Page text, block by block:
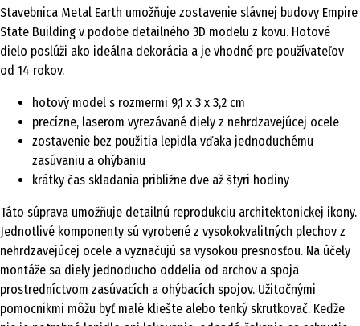
Stavebnica Metal Earth umožňuje zostavenie slávnej budovy Empire
State Building v podobe detailného 3D modelu z kovu. Hotové
dielo poslúži ako ideálna dekorácia a je vhodné pre používateľov
od 14 rokov.
hotový model s rozmermi 9,1 x 3 x 3,2 cm
precízne, laserom vyrezávané diely z nehrdzavejúcej ocele
zostavenie bez použitia lepidla vďaka jednoduchému
zasúvaniu a ohýbaniu
krátky čas skladania približne dve až štyri hodiny
Táto súprava umožňuje detailnú reprodukciu architektonickej ikony.
Jednotlivé komponenty sú vyrobené z vysokokvalitných plechov z
nehrdzavejúcej ocele a vyznačujú sa vysokou presnosťou. Na účely
montáže sa diely jednoducho oddelia od archov a spoja
prostredníctvom zasúvacích a ohýbacích spojov. Užitočnými
pomocníkmi môžu byť malé kliešte alebo tenký skrutkovač. Keďže